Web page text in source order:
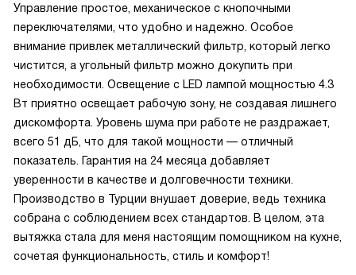
Управление простое, механическое с кнопочными
переключателями, что удобно и надежно. Особое
внимание привлек металлический фильтр, который легко
чистится, а угольный фильтр можно докупить при
необходимости. Освещение с LED лампой мощностью 4.3
Вт приятно освещает рабочую зону, не создавая лишнего
дискомфорта. Уровень шума при работе не раздражает,
всего 51 дБ, что для такой мощности — отличный
показатель. Гарантия на 24 месяца добавляет
уверенности в качестве и долговечности техники.
Производство в Турции внушает доверие, ведь техника
собрана с соблюдением всех стандартов. В целом, эта
вытяжка стала для меня настоящим помощником на кухне,
сочетая функциональность, стиль и комфорт!